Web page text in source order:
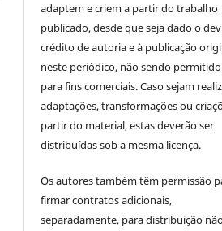
adaptem e criem a partir do trabalho
publicado, desde que seja dado o
crédito de autoria e à publicação
neste periódico, não sendo
para fins comerciais. Caso sejam
adaptações, transformações ou
partir do material, estas deverão ser
distribuídas sob a mesma licença.
Os autores também têm permissão
firmar contratos adicionais,
separadamente, para distribuição